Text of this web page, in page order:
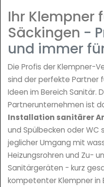
Ihr Klempner
Säckingen -
und immer
Die Profis der Klempner-
sind der perfekte Partner
Ideen im Bereich Sanitär.
Partnerunternehmen ist
Installation sanitärer
und Spülbecken oder
jeglicher Umgang mit
Heizungsrohren und Zu-
Sanitärgeräten - kurz
kompetenter Klempner in